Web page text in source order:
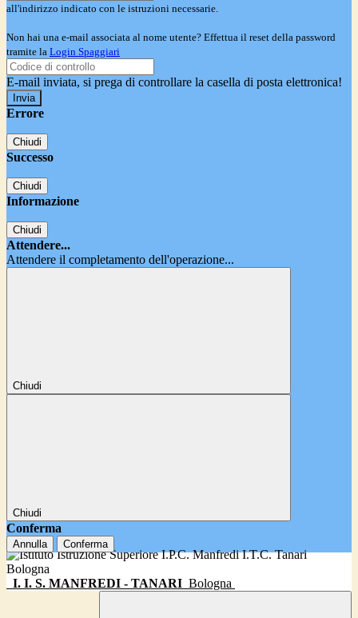
all'indirizzo indicato con le istruzioni necessarie.
Non hai una e-mail associata al nome utente? Effettua il reset della password
tramite la Login Spaggiari
E-mail inviata, si prega di controllare la casella di posta elettronica!
Errore
Chiudi
Successo
Chiudi
Informazione
Chiudi
Attendere...
Attendere il completamento dell'operazione...
Chiudi
Chiudi
Conferma
Annulla Conferma
I. I. S. MANFREDI - TANARI Bologna